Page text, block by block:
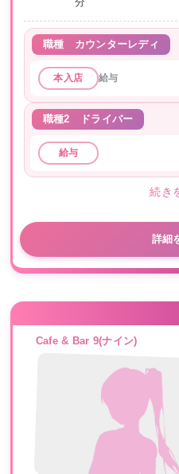
分
職種 カウンターレディ
本入店 給与
職種2 ドライバー
給与
続き
詳細
Cafe & Bar 9(ナイン)